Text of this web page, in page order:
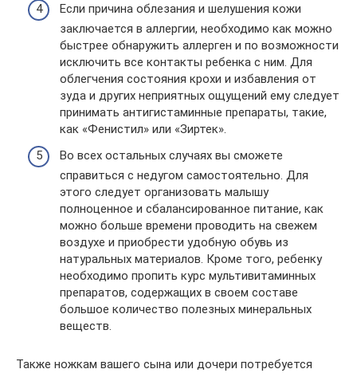
Если причина облезания и шелушения кожи
заключается в аллергии, необходимо как можно
быстрее обнаружить аллерген и по возможности
исключить все контакты ребенка с ним. Для
облегчения состояния крохи и избавления от
зуда и других неприятных ощущений ему следует
принимать антигистаминные препараты, такие,
как «Фенистил» или «Зиртек».
Во всех остальных случаях вы сможете
справиться с недугом самостоятельно. Для
этого следует организовать малышу
полноценное и сбалансированное питание, как
можно больше времени проводить на свежем
воздухе и приобрести удобную обувь из
натуральных материалов. Кроме того, ребенку
необходимо пропить курс мультивитаминных
препаратов, содержащих в своем составе
большое количество полезных минеральных
веществ.
Также ножкам вашего сына или дочери потребуется